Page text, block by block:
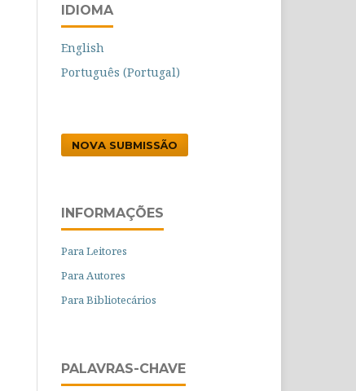
IDIOMA
English
Português (Portugal)
NOVA SUBMISSÃO
INFORMAÇÕES
Para Leitores
Para Autores
Para Bibliotecários
PALAVRAS-CHAVE